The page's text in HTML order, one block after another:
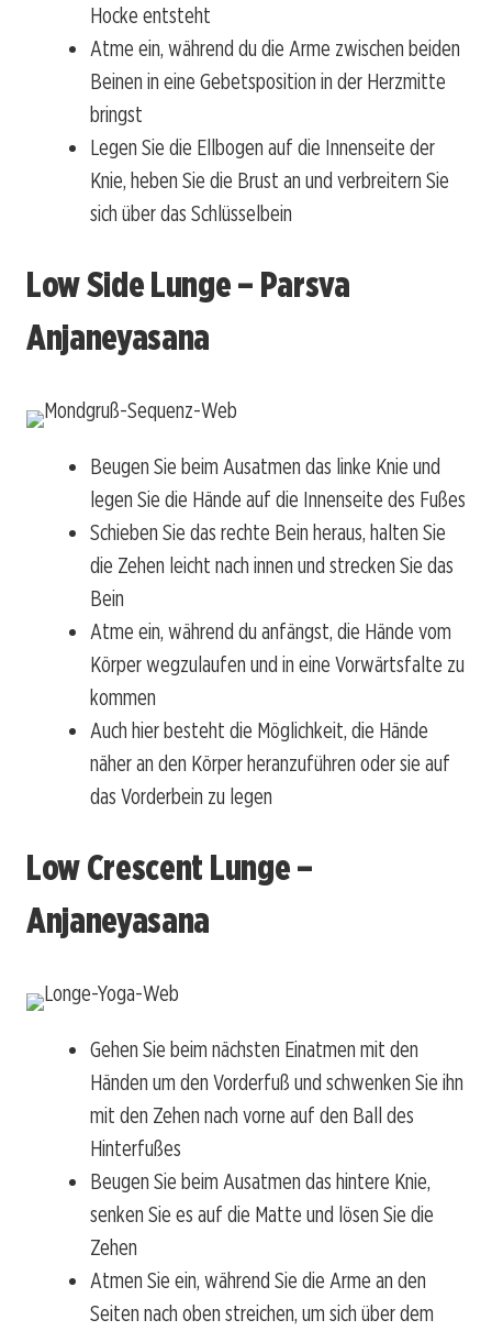
Hocke entsteht
Atme ein, während du die Arme zwischen beiden
Beinen in eine Gebetsposition in der Herzmitte
bringst
Legen Sie die Ellbogen auf die Innenseite der
Knie, heben Sie die Brust an und verbreitern Sie
sich über das Schlüsselbein
Low Side Lunge – Parsva
Anjaneyasana
Beugen Sie beim Ausatmen das linke Knie und
legen Sie die Hände auf die Innenseite des Fußes
Schieben Sie das rechte Bein heraus, halten Sie
die Zehen leicht nach innen und strecken Sie das
Bein
Atme ein, während du anfängst, die Hände vom
Körper wegzulaufen und in eine Vorwärtsfalte zu
kommen
Auch hier besteht die Möglichkeit, die Hände
näher an den Körper heranzuführen oder sie auf
das Vorderbein zu legen
Low Crescent Lunge –
Anjaneyasana
Gehen Sie beim nächsten Einatmen mit den
Händen um den Vorderfuß und schwenken Sie ihn
mit den Zehen nach vorne auf den Ball des
Hinterfußes
Beugen Sie beim Ausatmen das hintere Knie,
senken Sie es auf die Matte und lösen Sie die
Zehen
Atmen Sie ein, während Sie die Arme an den
Seiten nach oben streichen, um sich über dem